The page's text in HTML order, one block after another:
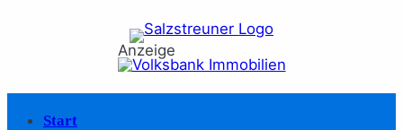
Anzeige
Start